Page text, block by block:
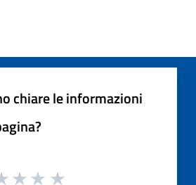
chiare le informazioni